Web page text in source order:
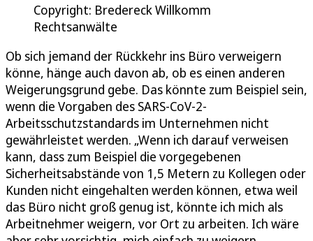
Copyright: Bredereck Willkomm
Rechtsanwälte
Ob sich jemand der Rückkehr ins Büro verweigern
könne, hänge auch davon ab, ob es einen anderen
Weigerungsgrund gebe. Das könnte zum Beispiel sein,
wenn die Vorgaben des SARS-CoV-2-
Arbeitsschutzstandards im Unternehmen nicht
gewährleistet werden. „Wenn ich darauf verweisen
kann, dass zum Beispiel die vorgegebenen
Sicherheitsabstände von 1,5 Metern zu Kollegen oder
Kunden nicht eingehalten werden können, etwa weil
das Büro nicht groß genug ist, könnte ich mich als
Arbeitnehmer weigern, vor Ort zu arbeiten. Ich wäre